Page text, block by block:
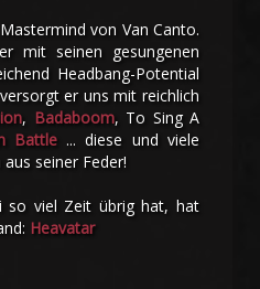
von Van Canto.
mit seinen gesungenen
Headbang-Potential
er uns mit reichlich
, Badaboom, To Sing A
Battle... diese und viele
seiner Feder!
so viel Zeit übrig hat, hat
Heavatar